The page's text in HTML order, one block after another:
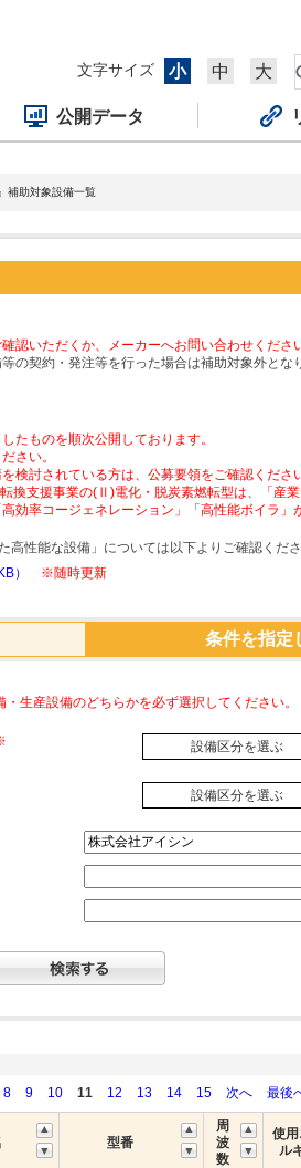
文字サイズ
小 中 大
公開データ
補助対象設備一覧
いただくか、メーカーへお問い合わせくださ
契約・発注等を行った場合は補助対象外とな
たものを順次公開しております。
さい。
討されている方は、公募要領をご確認くださ
換支援事業の(Ⅱ)電化・脱炭素燃転型は、「産
効率コージェネレーション」「高性能ボイラ」
性能な設備」については以下よりご確認くださ
）
※随時更新
条件を指定
生産設備のどちらかを必ず選択してください。
設備区分を選ぶ
設備区分を選ぶ
8 9 10 11 12 13 14 15 次へ 最後
型番
周
波
数
使用
ル